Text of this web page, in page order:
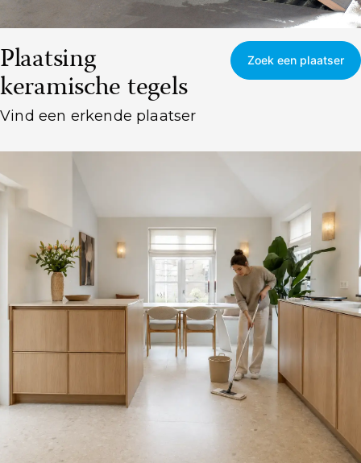
Plaatsing
keramische tegels
Vind een erkende plaatser
Zoek een plaatser
Meer info